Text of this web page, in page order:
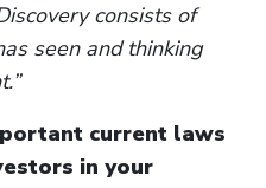
consists of
seen and thinking
current laws
in your